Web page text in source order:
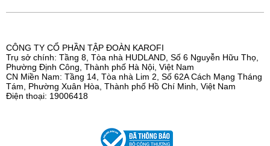
CÔNG TY CỔ PHẦN TẬP ĐOÀN KAROFI
Trụ sở chính: Tầng 8, Tòa nhà HUDLAND, Số 6 Nguyễn Hữu Thọ,
Phường Định Công, Thành phố Hà Nội, Việt Nam
CN Miền Nam: Tầng 14, Tòa nhà Lim 2, Số 62A Cách Mạng Tháng
Tám, Phường Xuân Hòa, Thành phố Hồ Chí Minh, Việt Nam
Điện thoại: 19006418